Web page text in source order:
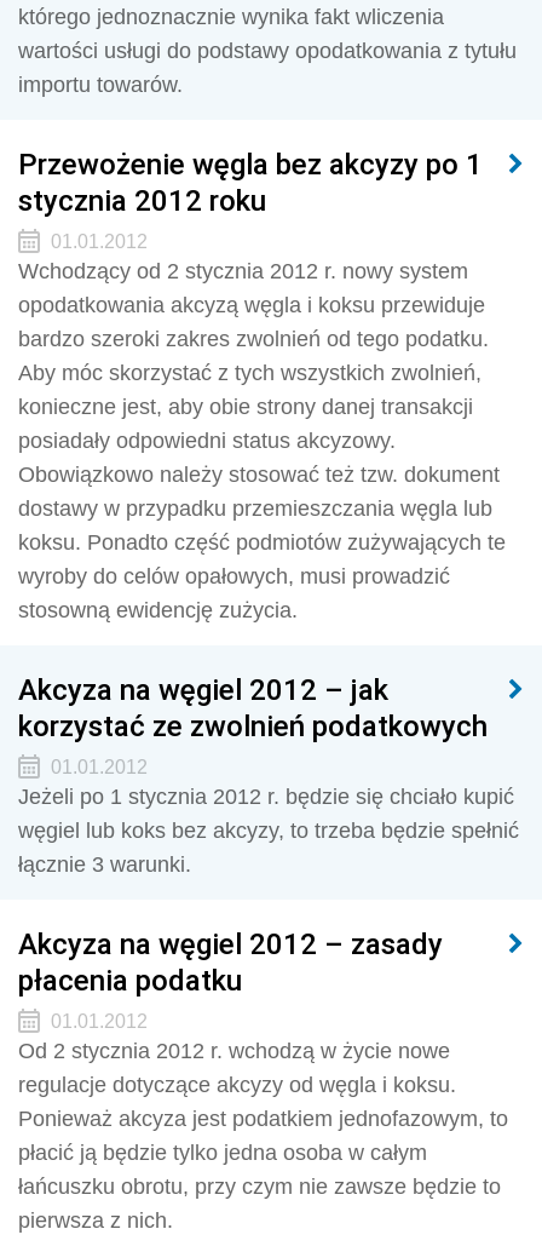
którego jednoznacznie wynika fakt wliczenia
wartości usługi do podstawy opodatkowania z tytułu
importu towarów.
Przewożenie węgla bez akcyzy po 1
stycznia 2012 roku
01.01.2012
Wchodzący od 2 stycznia 2012 r. nowy system
opodatkowania akcyzą węgla i koksu przewiduje
bardzo szeroki zakres zwolnień od tego podatku.
Aby móc skorzystać z tych wszystkich zwolnień,
konieczne jest, aby obie strony danej transakcji
posiadały odpowiedni status akcyzowy.
Obowiązkowo należy stosować też tzw. dokument
dostawy w przypadku przemieszczania węgla lub
koksu. Ponadto część podmiotów zużywających te
wyroby do celów opałowych, musi prowadzić
stosowną ewidencję zużycia.
Akcyza na węgiel 2012 – jak
korzystać ze zwolnień podatkowych
01.01.2012
Jeżeli po 1 stycznia 2012 r. będzie się chciało kupić
węgiel lub koks bez akcyzy, to trzeba będzie spełnić
łącznie 3 warunki.
Akcyza na węgiel 2012 – zasady
płacenia podatku
01.01.2012
Od 2 stycznia 2012 r. wchodzą w życie nowe
regulacje dotyczące akcyzy od węgla i koksu.
Ponieważ akcyza jest podatkiem jednofazowym, to
płacić ją będzie tylko jedna osoba w całym
łańcuszku obrotu, przy czym nie zawsze będzie to
pierwsza z nich.